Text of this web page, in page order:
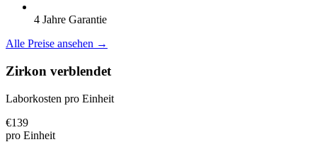
4 Jahre Garantie
Alle Preise ansehen →
Zirkon verblendet
Laborkosten pro Einheit
€139
pro Einheit